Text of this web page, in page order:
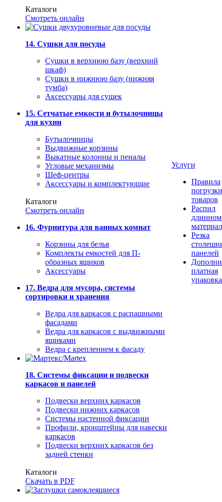
Каталоги
Смотреть онлайн
14. Сушки для посуды
Сушки в верхнюю базу (верхний
шкаф)
Сушки в нижнюю базу (нижняя
тумба)
Аксессуары для сушек
15. Сетчатые емкости и бутылочницы
для кухни
Бутылочницы
Выдвижные корзины
Выкатные колонны и пеналы
Угловые механизмы
Шеф-центры
Аксессуары и комплектующие
Каталоги
Смотреть онлайн
16. Фурнитура для ванных комнат
Корзины для белья
Комплекты емкостей для П-
образных ящиков
Аксессуары
17. Ведра для мусора, системы
сортировки и хранения
Ведра для каркасов с распашными
фасадами
Ведра для каркасов с выдвижными
ящиками
Ведра с креплением к фасаду
18. Системы фиксации и подвески
каркасов и панелей
Подвески верхних каркасов
Подвески нижних каркасов
Системы настенной фиксации
Профили, кронштейны для навески
каркасов
Подвески верхних каркасов без
задней стенки
Каталоги
Скачать в PDF
Услуги
Правила
погрузки
товаров
Распил
Резка
панелей
платная
упаковка